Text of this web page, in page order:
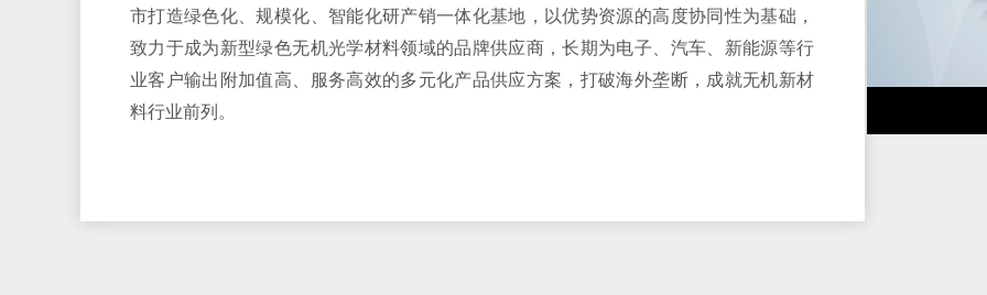
市打造绿色化、规模化、智能化研产销一体化基地，以优势资源的高度协同性为基础，
致力于成为新型绿色无机光学材料领域的品牌供应商，长期为电子、汽车、新能源等行
业客户输出附加值高、服务高效的多元化产品供应方案，打破海外垄断，成就无机新材
料行业前列。